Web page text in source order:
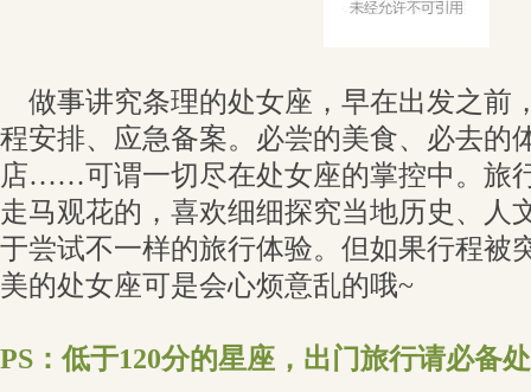
做事讲究条理的处女座，早在出发之前
程安排、应急备案。必尝的美食、必去的
店……可谓一切尽在处女座的掌控中。旅
走马观花的，喜欢细细探究当地历史、人
于尝试不一样的旅行体验。但如果行程被
美的处女座可是会心烦意乱的哦~
PS：低于120分的星座，出门旅行请必备